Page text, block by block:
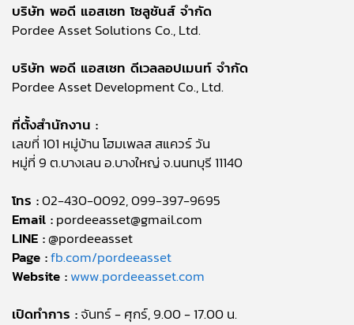
บริษัท พอดี แอสเซท โซลูชันส์ จำกัด
Pordee Asset Solutions Co., Ltd.
บริษัท พอดี แอสเซท ดีเวลลอปเมนท์ จำกัด
Pordee Asset Development Co., Ltd.
ที่ตั้งสำนักงาน :
เลขที่ 101 หมู่บ้าน โฮมเพลส สแควร์ วัน
หมู่ที่ 9 ต.บางเลน อ.บางใหญ่ จ.นนทบุรี 11140
โทร :02-430-0092, 099-397-9695
Email :pordeeasset@gmail.com
LINE :@pordeeasset
Page :fb.com/pordeeasset
Website :www.pordeeasset.com
เปิดทำการ :จันทร์ - ศุกร์, 9.00 - 17.00 น.